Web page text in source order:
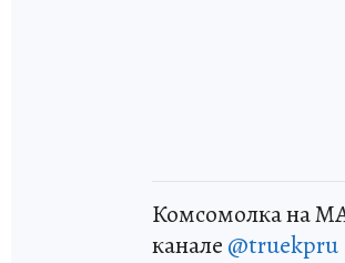
Комсомолка на
канале @truekpru